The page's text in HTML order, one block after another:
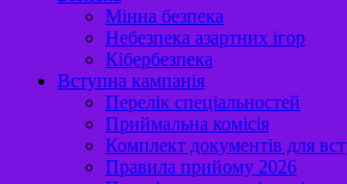
Мінна безпека
Небезпека азартних ігор
Кібербезпека
Вступна кампанія
Перелік спеціальностей
Приймальна комісія
Комплект документів для
Правила прийому 2026